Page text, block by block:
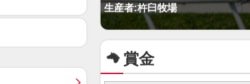
生産者:杵臼牧場
賞金